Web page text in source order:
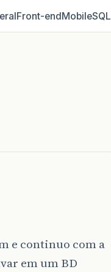
Front‑endMobileSQL
e continuo com a
em um BD